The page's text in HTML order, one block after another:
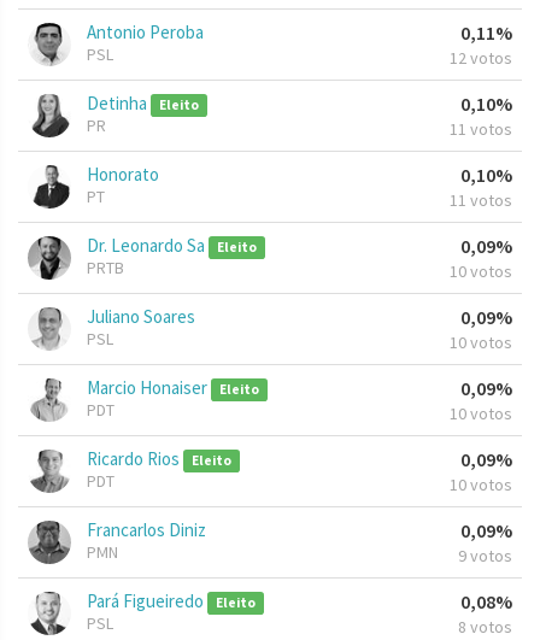
Antonio Peroba
PSL
0,11%
12 votos
Detinha Eleito
PR
0,10%
11 votos
Honorato
PT
0,10%
11 votos
Dr. Leonardo Sa Eleito
PRTB
0,09%
10 votos
Juliano Soares
PSL
0,09%
10 votos
Marcio Honaiser Eleito
PDT
0,09%
10 votos
Ricardo Rios Eleito
PDT
0,09%
10 votos
Francarlos Diniz
PMN
0,09%
9 votos
Pará Figueiredo Eleito
PSL
0,08%
8 votos